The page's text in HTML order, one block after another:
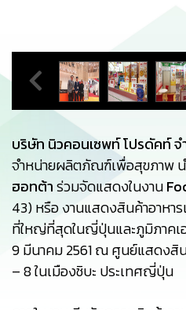
บริษัท นิวคอนเซพท์ โปรดัคท์
จำหน่ายผลิตภัณฑ์เพื่อสุขภาพ
ฮอทต้าร่วมจัดแสดงในงาน
43) หรือ งานแสดงสินค้าอาหา
ที่ใหญ่ที่สุดในญี่ปุ่นและภูมิภาคเ
9 มีนาคม 2561 ณ ศูนย์แสดงสิน
– 8 ในเมืองชิบะ ประเทศญี่ปุ่น